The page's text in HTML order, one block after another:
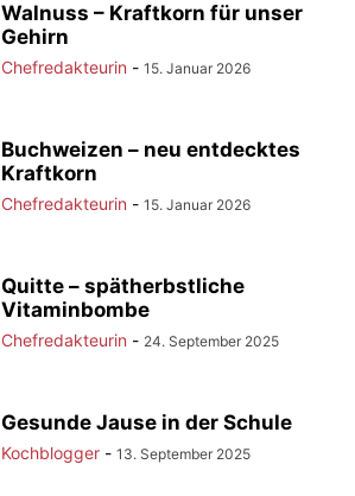
Walnuss – Kraftkorn für unser
Gehirn
Chefredakteurin - 15. Januar 2026
Buchweizen – neu entdecktes
Kraftkorn
Chefredakteurin - 15. Januar 2026
Quitte – spätherbstliche
Vitaminbombe
Chefredakteurin - 24. September 2025
Gesunde Jause in der Schule
Kochblogger - 13. September 2025